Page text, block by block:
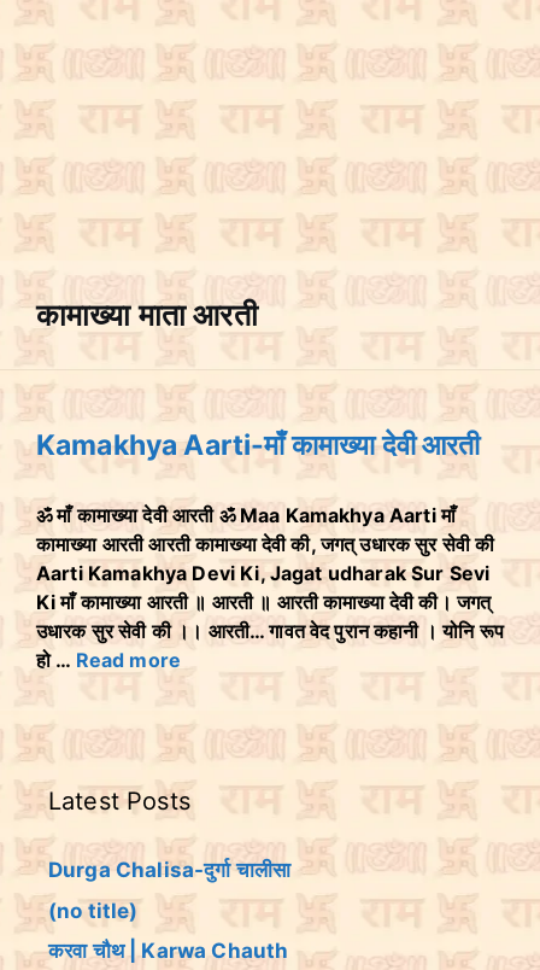
कामाख्या माता आरती
Kamakhya Aarti-माँ कामाख्या देवी आरती
ॐ माँ कामाख्या देवी आरती ॐ Maa Kamakhya Aarti माँ
कामाख्या आरती आरती कामाख्या देवी की, जगत् उधारक सुर सेवी की
Aarti Kamakhya Devi Ki, Jagat udharak Sur Sevi
Ki माँ कामाख्या आरती ॥ आरती ॥ आरती कामाख्या देवी की। जगत्
उधारक सुर सेवी की ।। आरती… गावत वेद पुरान कहानी । योनि रूप
हो … Read more
Latest Posts
Durga Chalisa-दुर्गा चालीसा
(no title)
करवा चौथ | Karwa Chauth